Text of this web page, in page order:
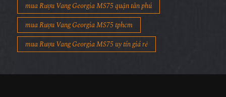
mua Rượu Vang Georgia MS75 quận tân phú
mua Rượu Vang Georgia MS75 tphcm
mua Rượu Vang Georgia MS75 uy tín giá rẻ